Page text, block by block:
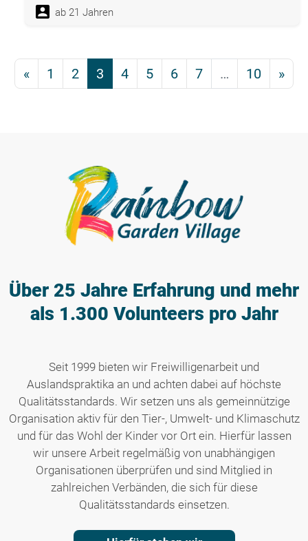
ab 21 Jahren
« 1 2 3 4 5 6 7 … 10 »
Über 25 Jahre Erfahrung und mehr
als 1.300 Volunteers pro Jahr
Seit 1999 bieten wir Freiwilligenarbeit und
Auslandspraktika an und achten dabei auf höchste
Qualitätsstandards. Wir setzen uns als gemeinnützige
Organisation aktiv für den Tier-, Umwelt- und Klimaschutz
und für das Wohl der Kinder vor Ort ein. Hierfür lassen
wir unsere Arbeit regelmäßig von unabhängigen
Organisationen überprüfen und sind Mitglied in
zahlreichen Verbänden, die sich für diese
Qualitätsstandards einsetzen.